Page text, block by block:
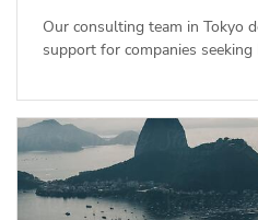
Our consulting team in Tokyo
support for companies seeking